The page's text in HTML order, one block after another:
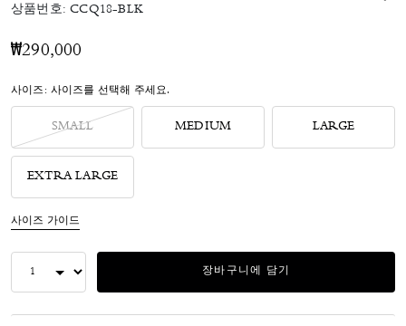
상품번호:CCQ18-BLK
₩290,000
사이즈: 사이즈를 선택해 주세요.
SMALL MEDIUM LARGE
EXTRA LARGE
사이즈 가이드
장바구니에 담기